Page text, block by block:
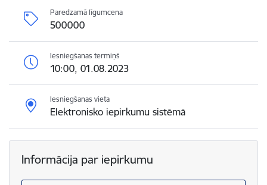
Paredzamā līgumcena
500000
Iesniegšanas termiņš
10:00, 01.08.2023
Iesniegšanas vieta
Elektronisko iepirkumu sistēmā
Informācija par iepirkumu